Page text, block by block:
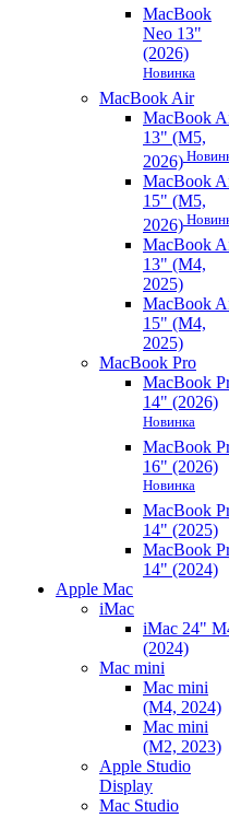
MacBook
Neo 13"
(2026)
Новинка
MacBook Air
MacBook
13" (M5,
2026)
MacBook
15" (M5,
2026)
MacBook
13" (M4,
2025)
MacBook
15" (M4,
2025)
MacBook Pro
MacBook
14" (2026)
Новинка
MacBook
16" (2026)
Новинка
MacBook
14" (2025)
MacBook
14" (2024)
Apple Mac
iMac
iMac 24"
(2024)
Mac mini
Mac mini
(M4, 2024)
Mac mini
(M2, 2023)
Apple Studio
Display
Mac Studio